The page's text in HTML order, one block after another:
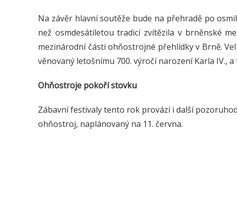
Na závěr hlavní soutěže bude na přehradě po
než osmdesátiletou tradicí zvítězila v brněnské
mezinárodní části ohňostrojné přehlídky v Brně.
věnovaný letošnímu 700. výročí narození Karla IV.,
Ohňostroje pokoří stovku
Zábavní festivaly tento rok provází i další
ohňostroj, naplánovaný na 11. června.